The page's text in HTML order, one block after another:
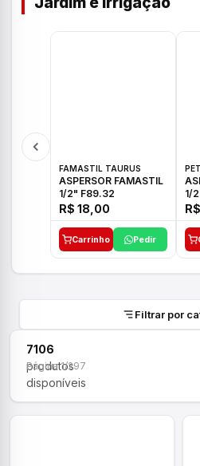
FAMASTIL TAURUS
ASPERSOR FAMASTIL
1/2" F89.32
R$ 18,00
Carrinho Pedir
1/
Filtrar por
7106
produtos
disponíveis
Página 1/297